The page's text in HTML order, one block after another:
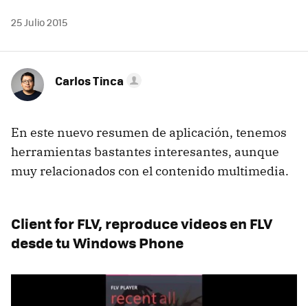
25 Julio 2015
Carlos Tinca
En este nuevo resumen de aplicación, tenemos
herramientas bastantes interesantes, aunque
muy relacionados con el contenido multimedia.
Client for FLV, reproduce videos en FLV
desde tu Windows Phone